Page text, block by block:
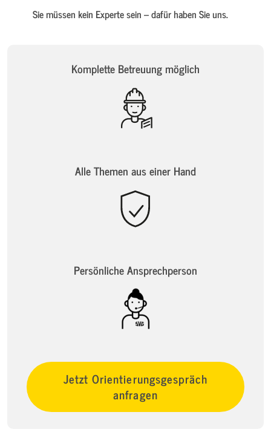
Sie müssen kein Experte sein – dafür haben Sie uns.
Komplette Betreuung möglich
Alle Themen aus einer Hand
Persönliche Ansprechperson
Jetzt Orientierungsgespräch
anfragen